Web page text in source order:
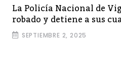
La Policía Nacional de
robado y detiene a sus
SEPTIEMBRE 2, 2025